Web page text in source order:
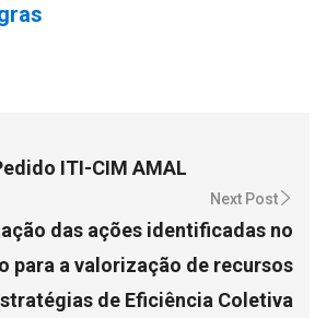
ITI-CIM AMAL
Next Post
das ações identificadas no
para a valorização de recursos
de Eficiência Coletiva